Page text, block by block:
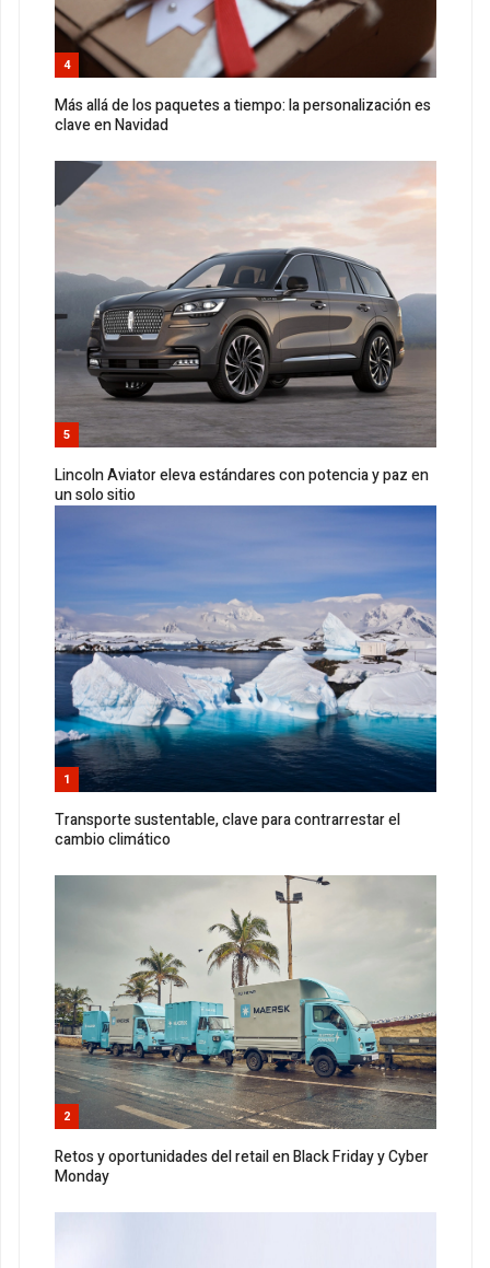
4
Más allá de los paquetes a tiempo: la personalización es
clave en Navidad
5
Lincoln Aviator eleva estándares con potencia y paz en
un solo sitio
1
Transporte sustentable, clave para contrarrestar el
cambio climático
2
Retos y oportunidades del retail en Black Friday y Cyber
Monday